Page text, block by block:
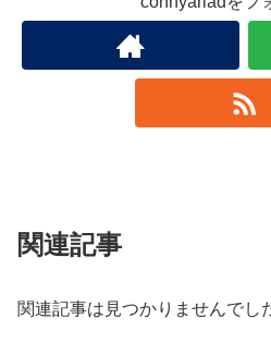
関連記事
関連記事は見つかりませんでし